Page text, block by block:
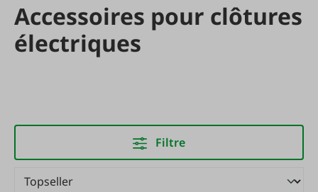
Accessoires pour clôtures
électriques
Filtre